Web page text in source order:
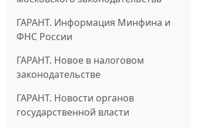
ГАРАНТ. Информация Минфина и
ФНС России
ГАРАНТ. Новое в налоговом
законодательстве
ГАРАНТ. Новости органов
государственной власти